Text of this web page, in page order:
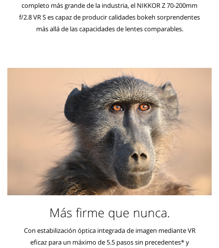
completo más grande de la industria, el NIKKOR Z 70-200mm
f/2.8 VR S es capaz de producir calidades bokeh sorprendentes
más allá de las capacidades de lentes comparables.
Más firme que nunca.
Con estabilización óptica integrada de imagen mediante VR
eficaz para un máximo de 5.5 pasos sin precedentes* y